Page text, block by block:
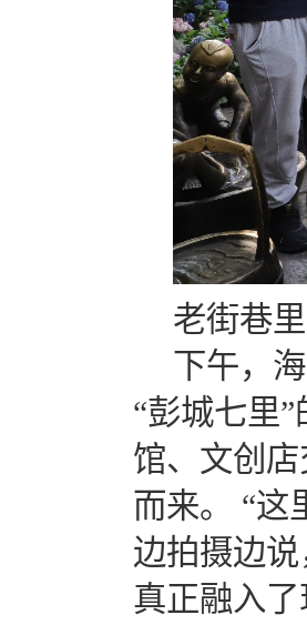
老街巷
下午，
“彭城七里
馆、文创
而来。
“这
边拍摄边
真正融入